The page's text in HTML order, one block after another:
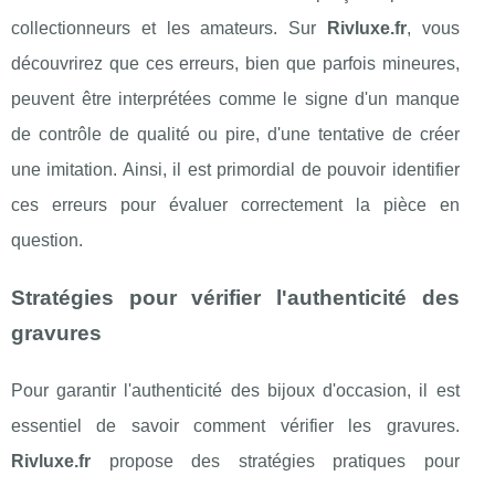
collectionneurs et les amateurs. Sur
Rivluxe.fr, vous
découvrirez que ces erreurs, bien que parfois mineures,
peuvent être interprétées comme le signe d'un manque
de contrôle de qualité ou pire, d'une tentative de créer
une imitation. Ainsi, il est primordial de pouvoir identifier
ces erreurs pour évaluer correctement la pièce en
question.
Stratégies pour vérifier l'authenticité des
gravures
Pour garantir l'authenticité des bijoux d'occasion, il est
essentiel de savoir comment vérifier les gravures.
Rivluxe.fr propose des stratégies pratiques pour